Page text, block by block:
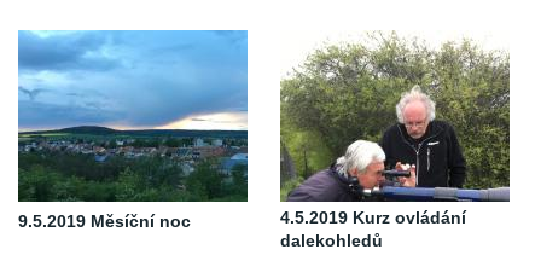
9.5.2019 Měsíční noc
4.5.2019 Kurz ovládání
dalekohledů